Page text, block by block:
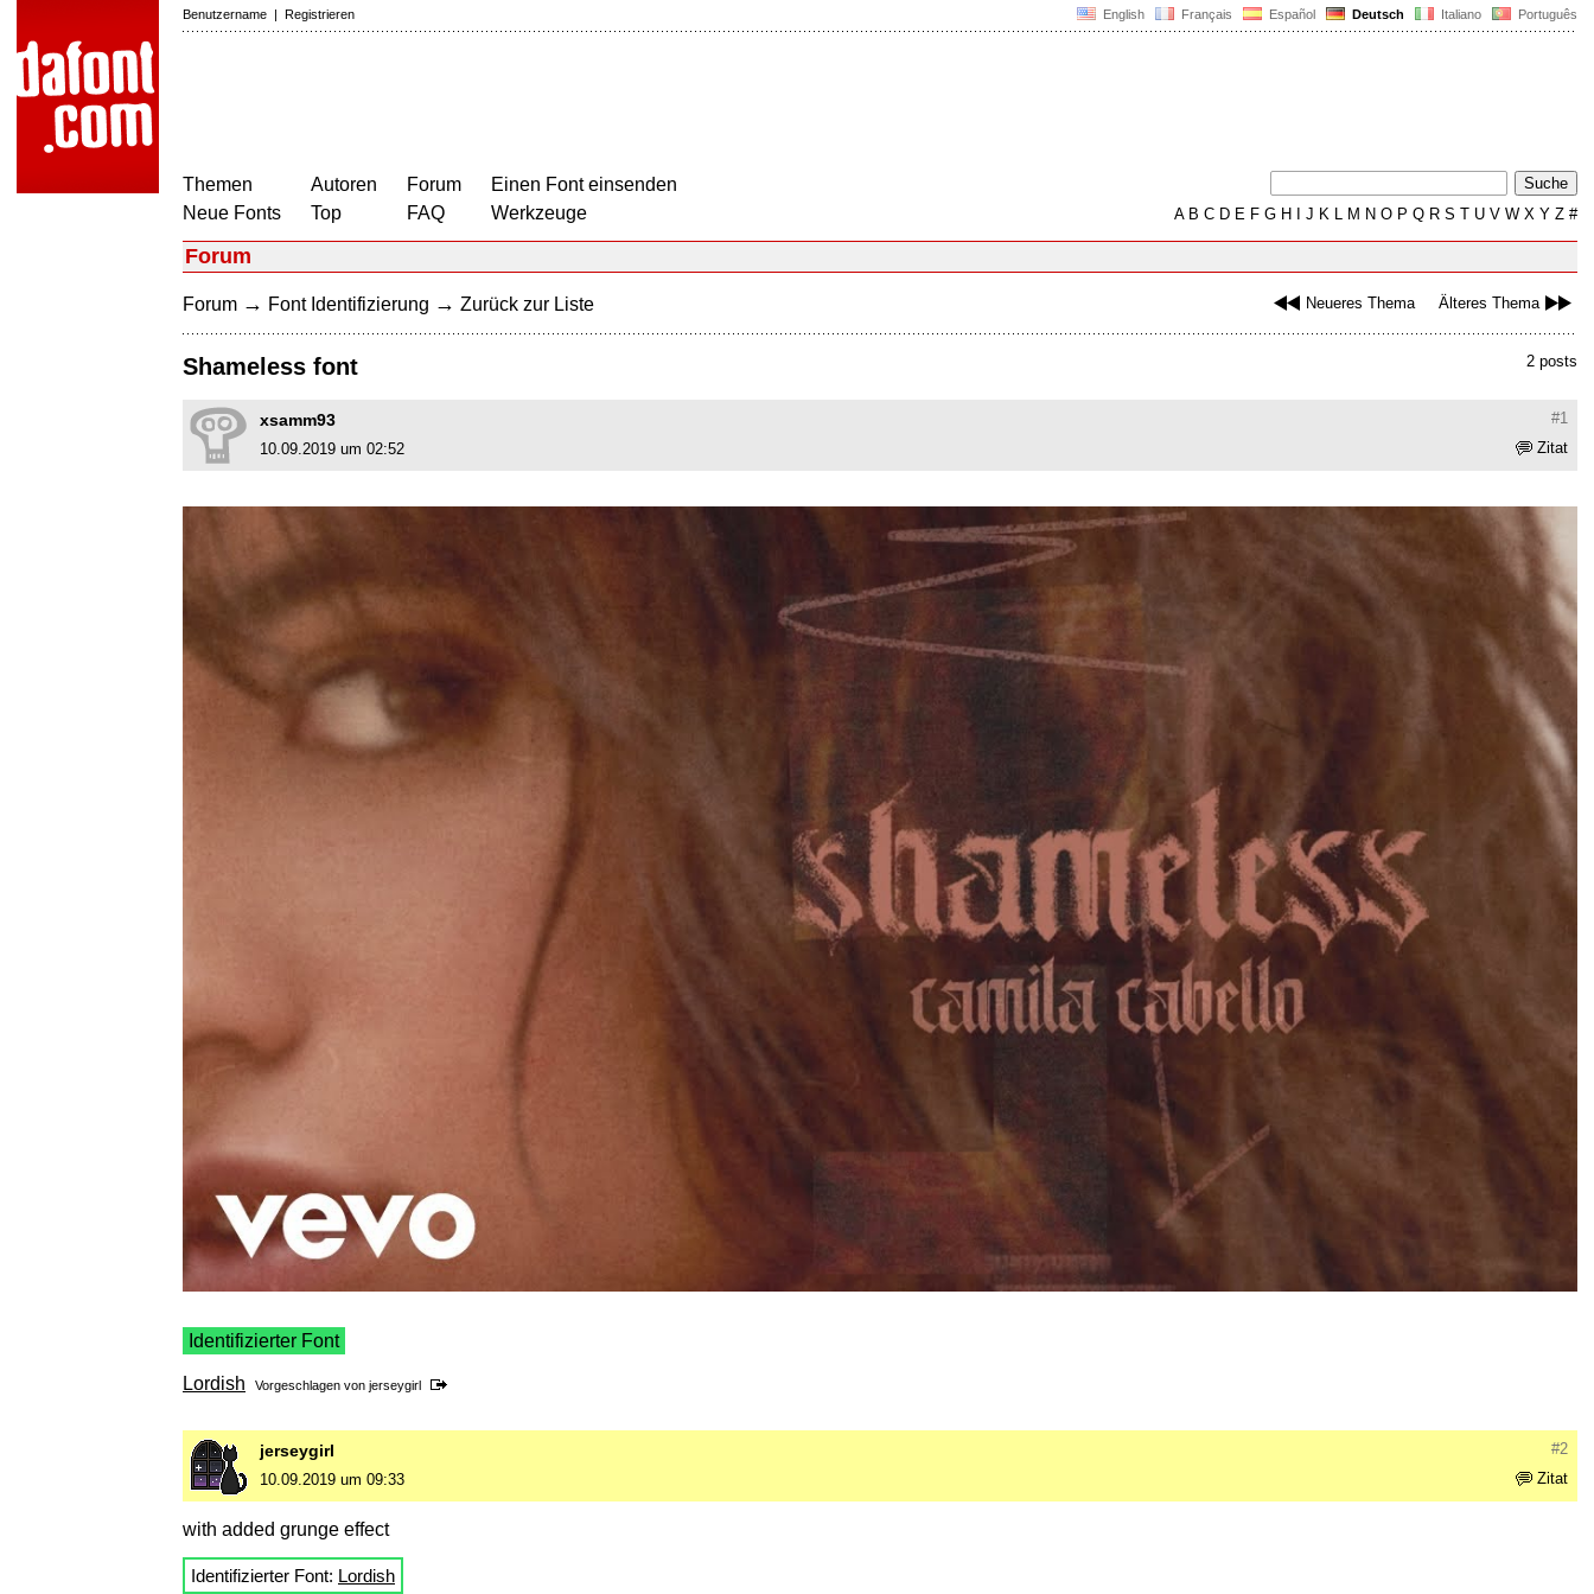
English Français Español Deutsch Italiano Português
Benutzername | Registrieren
Themen
Neue Fonts
Autoren
Top
Forum
FAQ
Einen Font einsenden
Werkzeuge
AB C D E F G H J K L M N O P Q R S T U V W X Y Z #
Forum
Neueres Thema Älteres Thema
Forum → Font Identifizierung → Zurück zur Liste
2 posts
Shameless font
#1
xsamm93
Zitat
10.09.2019 um 02:52
Identifizierter Font
Lordish Vorgeschlagen von jerseygirl
#2
jerseygirl
Zitat
10.09.2019 um 09:33
with added grunge effect
Identifizierter Font: Lordish